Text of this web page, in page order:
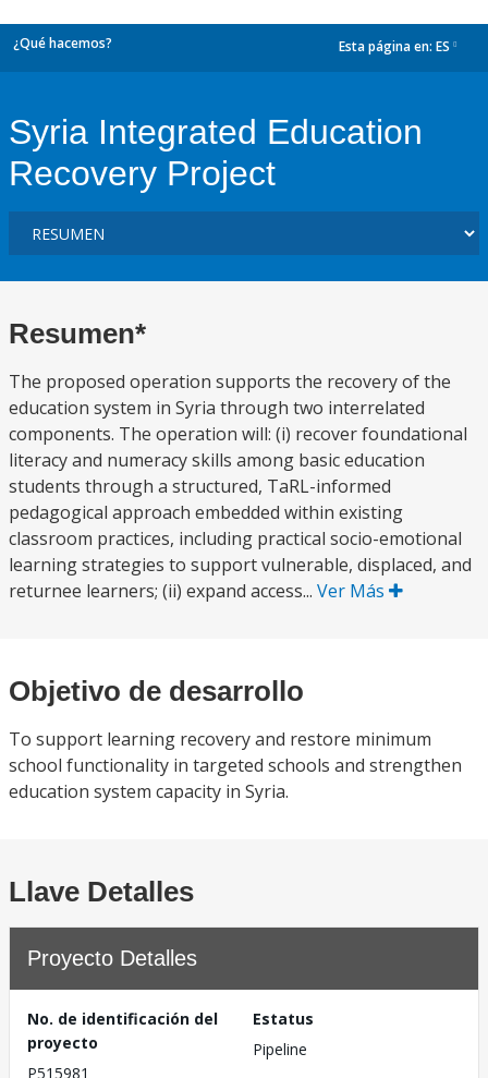
¿Qué hacemos? Esta página en: ES
Syria Integrated Education
Recovery Project
Resumen*
The proposed operation supports the recovery of the
education system in Syria through two interrelated
components. The operation will: (i) recover foundational
literacy and numeracy skills among basic education
students through a structured, TaRL-informed
pedagogical approach embedded within existing
classroom practices, including practical socio-emotional
learning strategies to support vulnerable, displaced, and
returnee learners; (ii) expand access... Ver Más
Objetivo de desarrollo
To support learning recovery and restore minimum
school functionality in targeted schools and strengthen
education system capacity in Syria.
Llave Detalles
Proyecto Detalles
No. de identificación del
proyecto
P515981
Estatus
Pipeline